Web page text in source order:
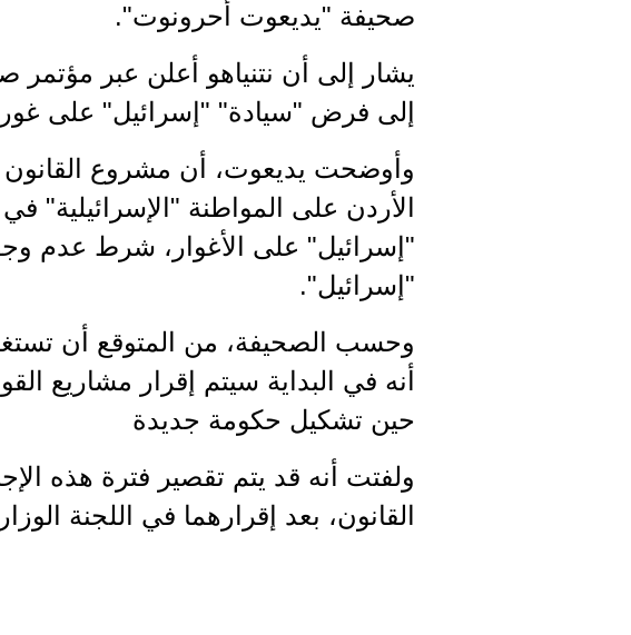
صحيفة "يديعوت أحرونوت".
يشار إلى أن نتنياهو أعلن عبر مؤتمر
إلى فرض "سيادة" "إسرائيل" على
وأوضحت يديعوت، أن مشروع
الأردن على المواطنة
"إسرائيل" على الأغوار، شرط عدم
"إسرائيل".
وحسب الصحيفة، من المتوقع أن
أنه في البداية سيتم إقرار مشاريع
حين تشكيل حكومة جديدة
القانون، بعد إقرارهما في اللجنة